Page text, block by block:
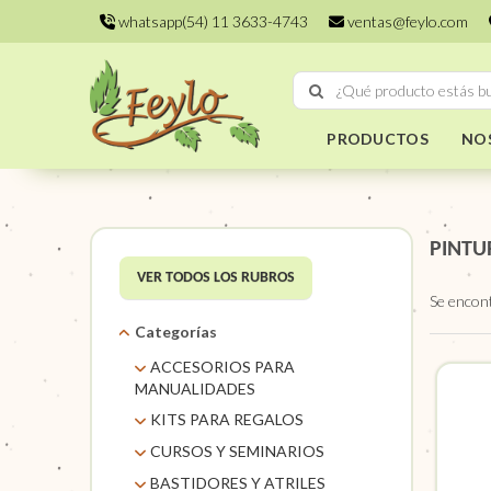
whatsapp(54) 11 3633-4743 ventas@feylo.com
PRODUCTOS
VER TODOS LOS RUBROS
Categorías
ACCESORIOS PARA
MANUALIDADES
AROS DE MIMBRE
CARACOLES. FLORES Y
KITS PARA REGALOS
KITS
CURSOS Y SEMINARIOS
TALLERES
BASTIDORES Y ATRILES
Se